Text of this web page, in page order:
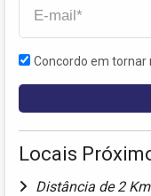
Concordo em
Locais
Distância de 2 Km